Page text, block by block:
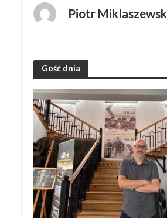
Piotr
Gość dnia